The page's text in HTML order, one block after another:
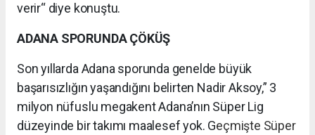
verir“ diye konuştu.
ADANA SPORUNDA ÇÖKÜŞ
Son yıllarda Adana sporunda genelde büyük
başarısızlığın yaşandığını belirten Nadir Aksoy,” 3
milyon nüfuslu megakent Adana’nın Süper Lig
düzeyinde bir takımı maalesef yok. Geçmişte Süper